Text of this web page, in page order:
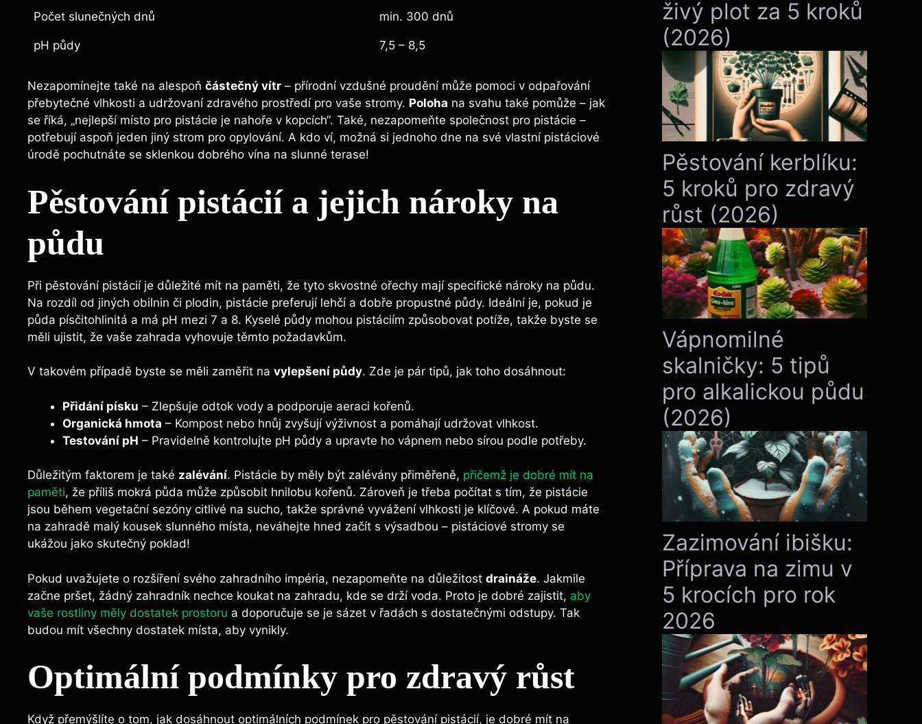
Počet slunečných dnů min. 300 dnů
pH půdy 7,5 – 8,5
Nezapomínejte také na alespoň částečný vítr – přírodní vzdušné proudění může pomoci v odpařování
přebytečné vlhkosti a udržovaní zdravého prostředí pro vaše stromy. Poloha na svahu také pomůže – jak
se říká, „nejlepší místo pro pistácie je nahoře v kopcích“. Také, nezapomeňte společnost pro pistácie –
potřebují aspoň jeden jiný strom pro opylování. A kdo ví, možná si jednoho dne na své vlastní pistáciové
úrodě pochutnáte se sklenkou dobrého vína na slunné terase!
Pěstování pistácií a jejich nároky na
půdu
Při pěstování pistácií je důležité mít na paměti, že tyto skvostné ořechy mají specifické nároky na půdu.
Na rozdíl od jiných obilnin či plodin, pistácie preferují lehčí a dobře propustné půdy. Ideální je, pokud je
půda písčitohlinitá a má pH mezi 7 a 8. Kyselé půdy mohou pistáciím způsobovat potíže, takže byste se
měli ujistit, že vaše zahrada vyhovuje těmto požadavkům.
V takovém případě byste se měli zaměřit na vylepšení půdy. Zde je pár tipů, jak toho dosáhnout:
Přidání písku – Zlepšuje odtok vody a podporuje aeraci kořenů.
Organická hmota – Kompost nebo hnůj zvyšují výživnost a pomáhají udržovat vlhkost.
Testování pH – Pravidelně kontrolujte pH půdy a upravte ho vápnem nebo sírou podle potřeby.
Důležitým faktorem je také zalévání. Pistácie by měly být zalévány přiměřeně, přičemž je dobré mít na
paměti, že příliš mokrá půda může způsobit hnilobu kořenů. Zároveň je třeba počítat s tím, že pistácie
jsou během vegetační sezóny citlivé na sucho, takže správné vyvážení vlhkosti je klíčové. A pokud máte
na zahradě malý kousek slunného místa, neváhejte hned začít s výsadbou – pistáciové stromy se
ukážou jako skutečný poklad!
Pokud uvažujete o rozšíření svého zahradního impéria, nezapomeňte na důležitost draináže. Jakmile
začne pršet, žádný zahradník nechce koukat na zahradu, kde se drží voda. Proto je dobré zajistit, aby
vaše rostliny měly dostatek prostoru a doporučuje se je sázet v řadách s dostatečnými odstupy. Tak
budou mít všechny dostatek místa, aby vynikly.
Optimální podmínky pro zdravý růst
Když přemýšlíte o tom, jak dosáhnout optimálních podmínek pro pěstování pistácií, je dobré mít na
živý plot za 5 kroků
(2026)
Pěstování kerblíku:
5 kroků pro zdravý
růst (2026)
Vápnomilné
skalničky: 5 tipů
pro alkalickou půdu
(2026)
Zazimování ibišku:
Příprava na zimu v
5 krocích pro rok
2026